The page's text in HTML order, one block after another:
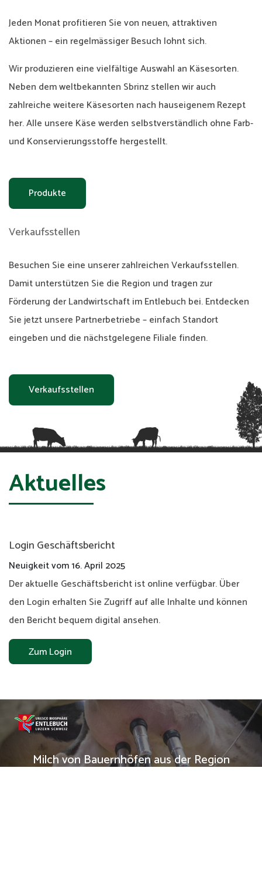
Jeden Monat profitieren Sie von neuen, attraktiven
Aktionen – ein regelmässiger Besuch lohnt sich.
Wir produzieren eine vielfältige Auswahl an Käsesorten.
Neben dem weltbekannten Sbrinz stellen wir auch
zahlreiche weitere Käsesorten nach hauseigenem Rezept
her. Alle unsere Käse werden selbstverständlich ohne Farb-
und Konservierungsstoffe hergestellt.
Produkte
Verkaufsstellen
Besuchen Sie eine unserer zahlreichen Verkaufsstellen.
Damit unterstützen Sie die Region und tragen zur
Förderung der Landwirtschaft im Entlebuch bei. Entdecken
Sie jetzt unsere Partnerbetriebe – einfach Standort
eingeben und die nächstgelegene Filiale finden.
Verkaufsstellen
Aktuelles
Login Geschäftsbericht
Neuigkeit vom16. April 2025
Der aktuelle Geschäftsbericht ist online verfügbar. Über
den Login erhalten Sie Zugriff auf alle Inhalte und können
den Bericht bequem digital ansehen.
Zum Login
Milch von Bauernhöfen aus der Region